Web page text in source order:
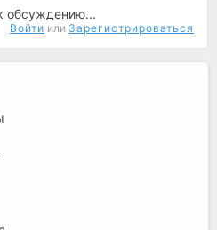
обсуждению...
Войти или Зарегистрироваться